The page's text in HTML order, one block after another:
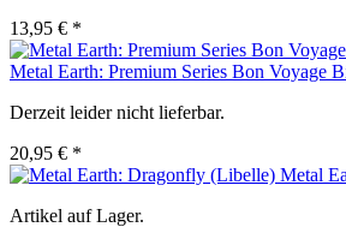
13,95 € *
Metal Earth: Premium Series Bon Voyage
Derzeit leider nicht lieferbar.
20,95 € *
Metal
Artikel auf Lager.